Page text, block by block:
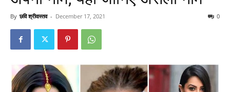
By छवि श्रीवास्तव - December 17, 2021 0